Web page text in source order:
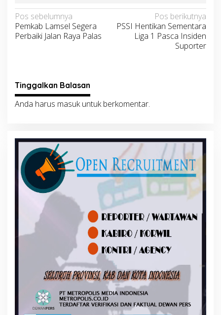
Navigasi
pos
Pos sebelumnya
Pemkab Lamsel Segera
Perbaiki Jalan Raya Palas
Pos berikutnya
PSSI Hentikan Sementara
Liga 1 Pasca Insiden
Suporter
Tinggalkan Balasan
Anda harus masukuntuk berkomentar.